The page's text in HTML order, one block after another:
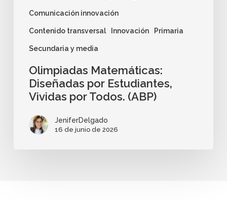
Comunicación innovación
Contenido transversal Innovación Primaria
Secundaria y media
Olimpiadas Matemáticas:
Diseñadas por Estudiantes,
Vividas por Todos. (ABP)
JeniferDelgado
16 de junio de 2026